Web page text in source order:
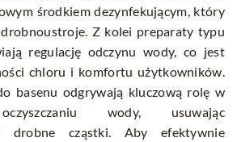
środkiem dezynfekującym, który
drobnoustroje. Z kolei preparaty typu
regulację odczynu wody, co jest
chloru i komfortu użytkowników.
basenu odgrywają kluczową rolę w
wody, usuwając
i drobne cząstki. Aby efektywnie